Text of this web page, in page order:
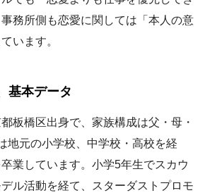
務所側も恋愛に関しては「本人の意
います。
基本データ
板橋区出身で、家族構成は父・母・
地元の小学校、中学校・高校を経
業しています。小学5年生でスカウ
ル活動を経て、スターダストプロモ